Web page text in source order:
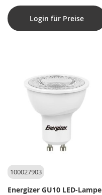
Login für Preise
100027903
Energizer GU10 LED-Lampe